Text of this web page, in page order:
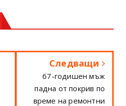
Следващи
67-годишен мъж
падна от покрив по
време на ремонтни